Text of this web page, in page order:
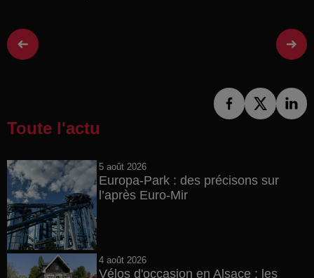
Toute l'actu
5 août 2026
Europa-Park : des précisons sur
l’après Euro-Mir
4 août 2026
Vélos d'occasion en Alsace : les